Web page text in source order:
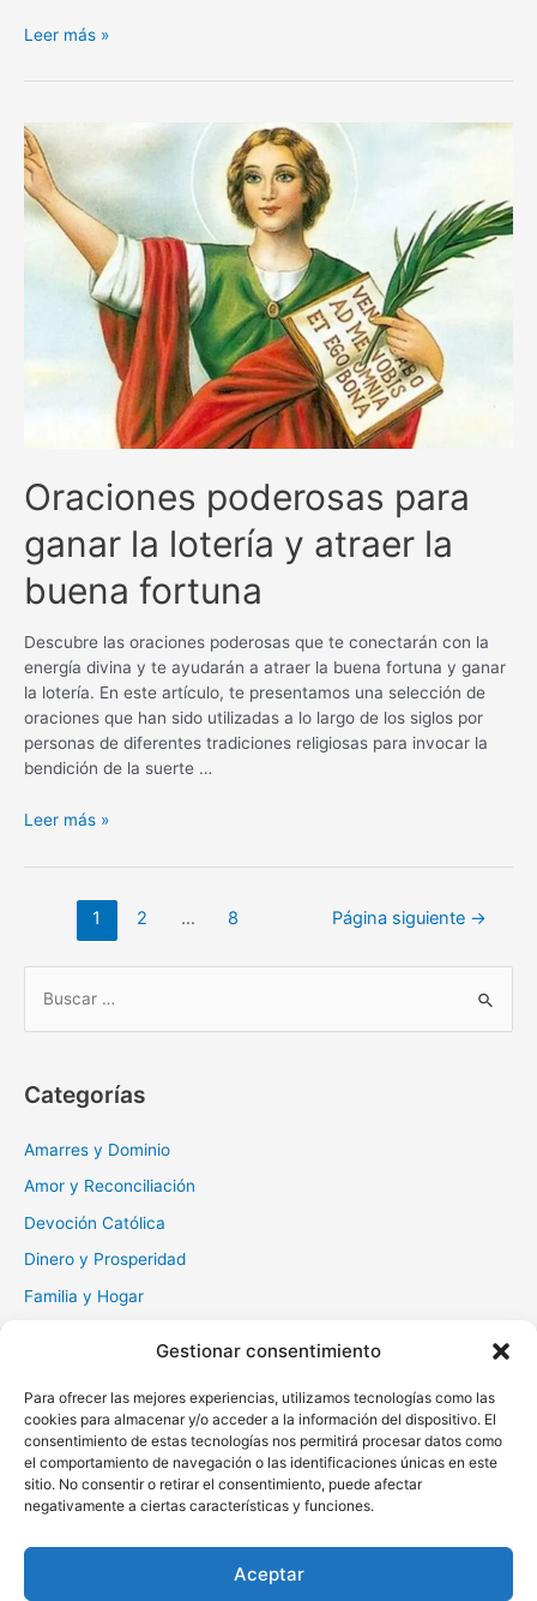
Gestionar consentimiento
Para ofrecer las mejores experiencias, utilizamos tecnologías como las
cookies para almacenar y/o acceder a la información del dispositivo. El
consentimiento de estas tecnologías nos permitirá procesar datos como
el comportamiento de navegación o las identificaciones únicas en este
sitio. No consentir o retirar el consentimiento, puede afectar
negativamente a ciertas características y funciones.
Aceptar
Oración
para
un
trámite
salga
exitoso
contratiempos
Leer más »
Oraciones poderosas para
ganar la lotería y atraer la
buena fortuna
Descubre las oraciones poderosas que te conectarán con la
energía divina y te ayudarán a atraer la buena fortuna y ganar
la lotería. En este artículo, te presentamos una selección de
oraciones que han sido utilizadas a lo largo de los siglos por
personas de diferentes tradiciones religiosas para invocar la
bendición de la suerte …
Oraciones
para
y
atraer
Leer más »
Navegación
1 2 … 8 Página siguiente →
a
r
Categorías
Amarres y Dominio
Amor y Reconciliación
Devoción Católica
Dinero y Prosperidad
Familia y Hogar
Muerte y Difuntos
Oraciones Diarias
Otras
Protección y Liberación
Salud y Sanación